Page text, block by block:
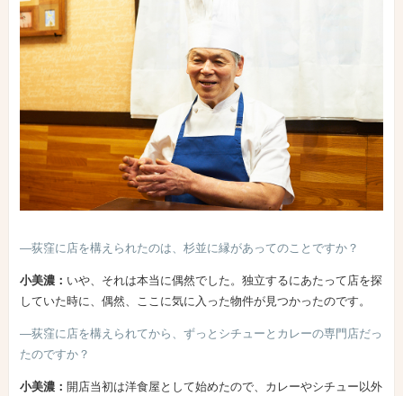
―荻窪に店を構えられたのは、杉並に縁があってのことですか？
小美濃： いや、それは本当に偶然でした。独立するにあたって店を探
していた時に、偶然、ここに気に入った物件が見つかったのです。
―荻窪に店を構えられてから、ずっとシチューとカレーの専門店だっ
たのですか？
小美濃： 開店当初は洋食屋として始めたので、カレーやシチュー以外